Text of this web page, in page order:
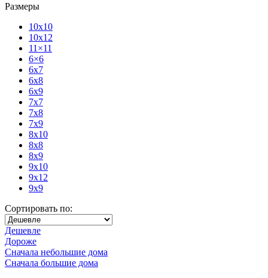
Размеры
10x10
10x12
11×11
6×6
6x7
6x8
6x9
7x7
7x8
7x9
8x10
8x8
8x9
9x10
9x12
9x9
Сортировать по:
Дешевле
Дороже
Сначала небольшие дома
Сначала большие дома